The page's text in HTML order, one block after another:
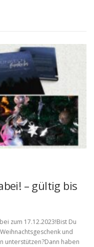
– gültig bis
zum 17.12.2023!Bist Du
und
unterstützen?Dann haben